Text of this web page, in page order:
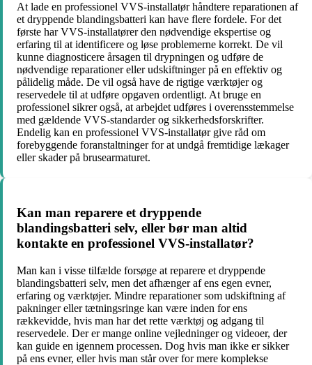
At lade en professionel VVS-installatør håndtere reparationen af
et dryppende blandingsbatteri kan have flere fordele. For det
første har VVS-installatører den nødvendige ekspertise og
erfaring til at identificere og løse problemerne korrekt. De vil
kunne diagnosticere årsagen til drypningen og udføre de
nødvendige reparationer eller udskiftninger på en effektiv og
pålidelig måde. De vil også have de rigtige værktøjer og
reservedele til at udføre opgaven ordentligt. At bruge en
professionel sikrer også, at arbejdet udføres i overensstemmelse
med gældende VVS-standarder og sikkerhedsforskrifter.
Endelig kan en professionel VVS-installatør give råd om
forebyggende foranstaltninger for at undgå fremtidige lækager
eller skader på brusearmaturet.
Kan man reparere et dryppende
blandingsbatteri selv, eller bør man altid
kontakte en professionel VVS-installatør?
Man kan i visse tilfælde forsøge at reparere et dryppende
blandingsbatteri selv, men det afhænger af ens egen evner,
erfaring og værktøjer. Mindre reparationer som udskiftning af
pakninger eller tætningsringe kan være inden for ens
rækkevidde, hvis man har det rette værktøj og adgang til
reservedele. Der er mange online vejledninger og videoer, der
kan guide en igennem processen. Dog hvis man ikke er sikker
på ens evner, eller hvis man står over for mere komplekse